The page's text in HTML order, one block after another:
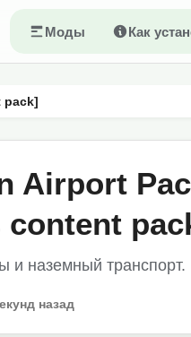
Моды Как
pack]
Airport
content
и наземный транспорт.
назад